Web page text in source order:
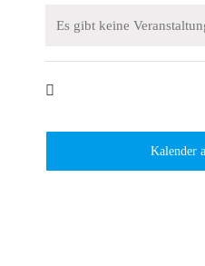
Hinweis
Es gibt keine
Kalender